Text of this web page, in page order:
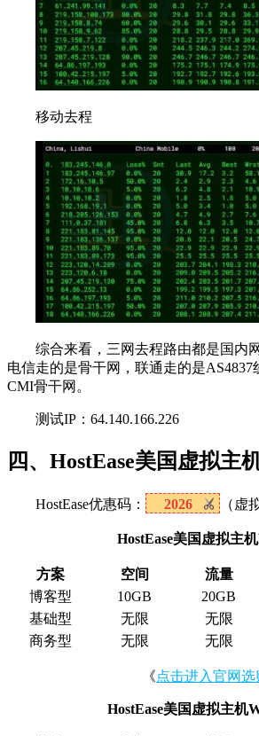
移动去程
综合来看，三网去程路由都是国内
电信走的是骨干网，联通走的是AS4837
CMI骨干网。
测试IP：64.140.166.226
四、HostEase美国虚拟主
HostEase优惠码： 2026 （虚
HostEase美国虚拟主
方案 空间 流量
博客型
10GB 20GB
基础型
无限 无限
商务型
无限 无限
《点击进入官网选
HostEase美国虚拟主机